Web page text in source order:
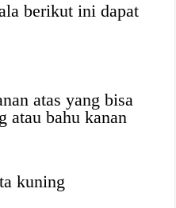
berikut ini dapat
atas yang bisa
atau bahu kanan
kuning